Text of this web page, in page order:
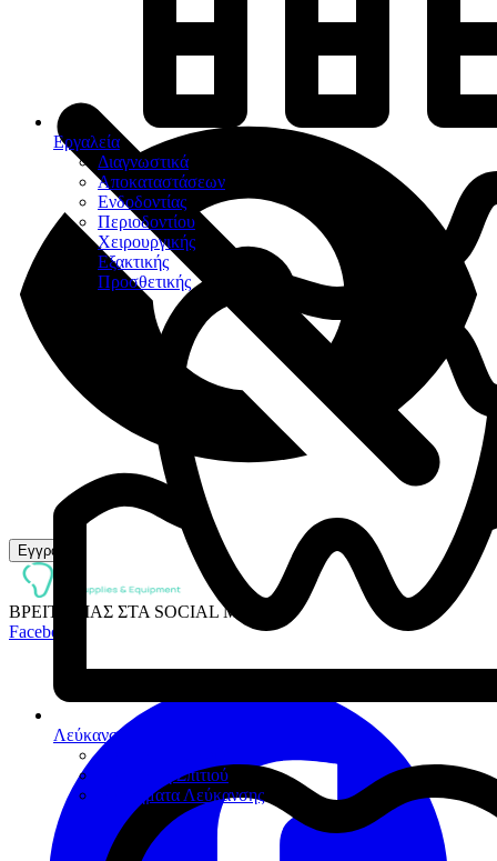
Εργαλεία
Διαγνωστικά
Αποκαταστάσεων
Ενδοδοντίας
Περιοδοντίου
Χειρουργικής
Εξακτικής
Προσθετικής
Λεύκανση
Λεύκανση Ιατρείου
Λεύκανση Σπιτιού
Βοηθήματα Λεύκανσης
Εγγραφή
ΒΡΕΙΤΕ ΜΑΣ ΣΤΑ SOCIAL MEDIA:
Facebook